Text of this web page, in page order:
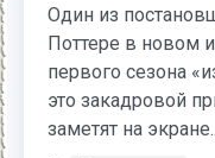
Один из
Поттере в новом
первого сезона
это закадровой
заметят на